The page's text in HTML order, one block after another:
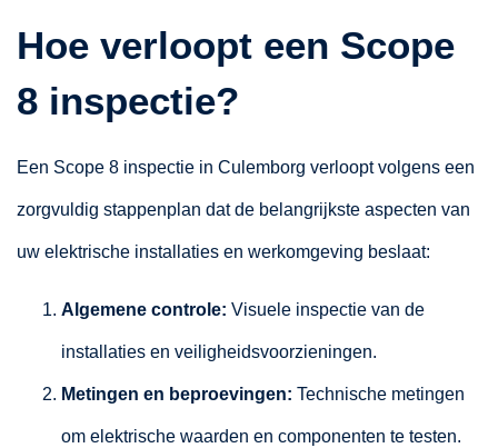
Hoe verloopt een Scope
8 inspectie?
Een Scope 8 inspectie in Culemborg verloopt volgens een
zorgvuldig stappenplan dat de belangrijkste aspecten van
uw elektrische installaties en werkomgeving beslaat:
Algemene controle: Visuele inspectie van de
installaties en veiligheidsvoorzieningen.
Metingen en beproevingen: Technische metingen
om elektrische waarden en componenten te testen.